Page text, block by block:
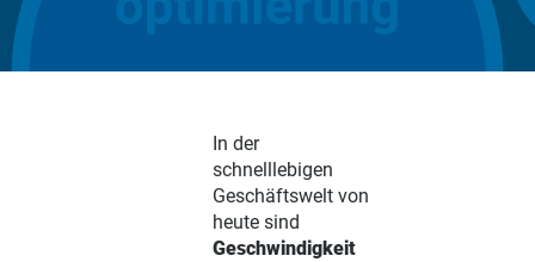
In der
schnelllebigen
Geschäftswelt von
heute sind
Geschwindigkeit